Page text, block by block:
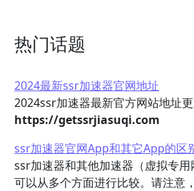
热门话题
2024最新ssr加速器官网地址
2024ssr加速器最新官方网站地址更
https://getssrjiasuqi.com
ssr加速器官网App和其它App的区
ssr加速器和其他加速器（虚拟专
可以从多个方面进行比较。请注意